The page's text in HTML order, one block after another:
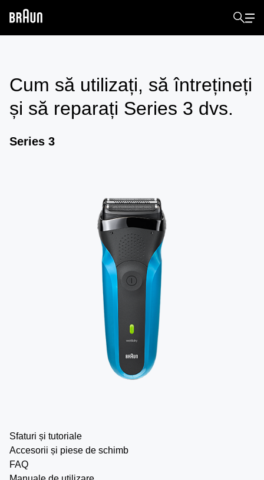
Cum să utilizați, să întrețineți
și să reparați Series 3 dvs.
Series 3
Sfaturi și tutoriale
Accesorii și piese de schimb
FAQ